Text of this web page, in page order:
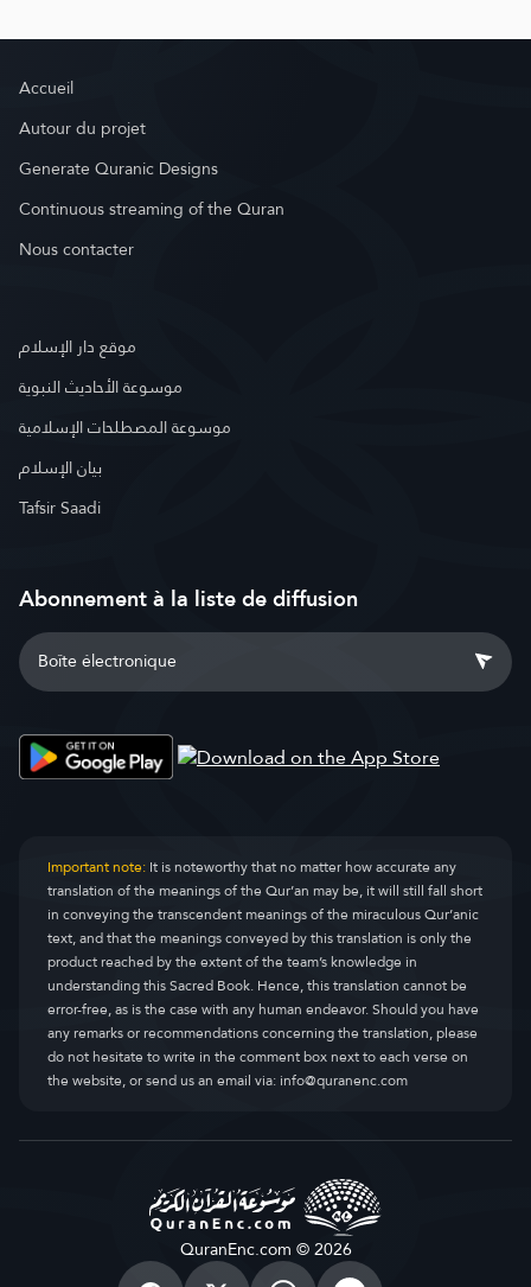
Accueil
Autour du projet
Generate Quranic Designs
Continuous streaming of the Quran
Nous contacter
موقع دار الإسلام
موسوعة الأحاديث النبوية
موسوعة المصطلحات الإسلامية
بيان الإسلام
Tafsir Saadi
Abonnement à la liste de diffusion
Important note:It is noteworthy that no matter how accurate any
translation of the meanings of the Qur’an may be, it will still fall short
in conveying the transcendent meanings of the miraculous Qur’anic
text, and that the meanings conveyed by this translation is only the
product reached by the extent of the team’s knowledge in
understanding this Sacred Book. Hence, this translation cannot be
error-free, as is the case with any human endeavor. Should you have
any remarks or recommendations concerning the translation, please
do not hesitate to write in the comment box next to each verse on
the website, or send us an email via:info@quranenc.com
QuranEnc.com © 2026